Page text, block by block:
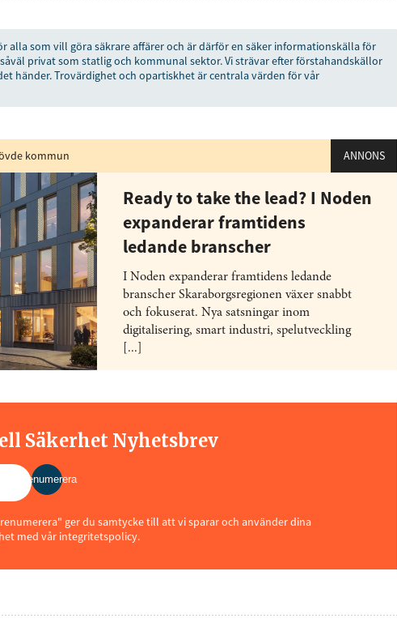
alla som vill göra säkrare affärer och är därför en säker informationskälla för
privat som statlig och kommunal sektor. Vi strävar efter förstahandskällor
händer. Trovärdighet och opartiskhet är centrala värden för vår
kommun ANNONS
Ready to take the lead? I Noden
expanderar framtidens
ledande branscher
I Noden expanderar framtidens ledande
branscher Skaraborgsregionen växer snabbt
och fokuserat. Nya satsningar inom
digitalisering, smart industri, spelutveckling
[...]
Säkerhet Nyhetsbrev
Prenumerera
ger du samtycke till att vi sparar och använder dina
med vår integritetspolicy.